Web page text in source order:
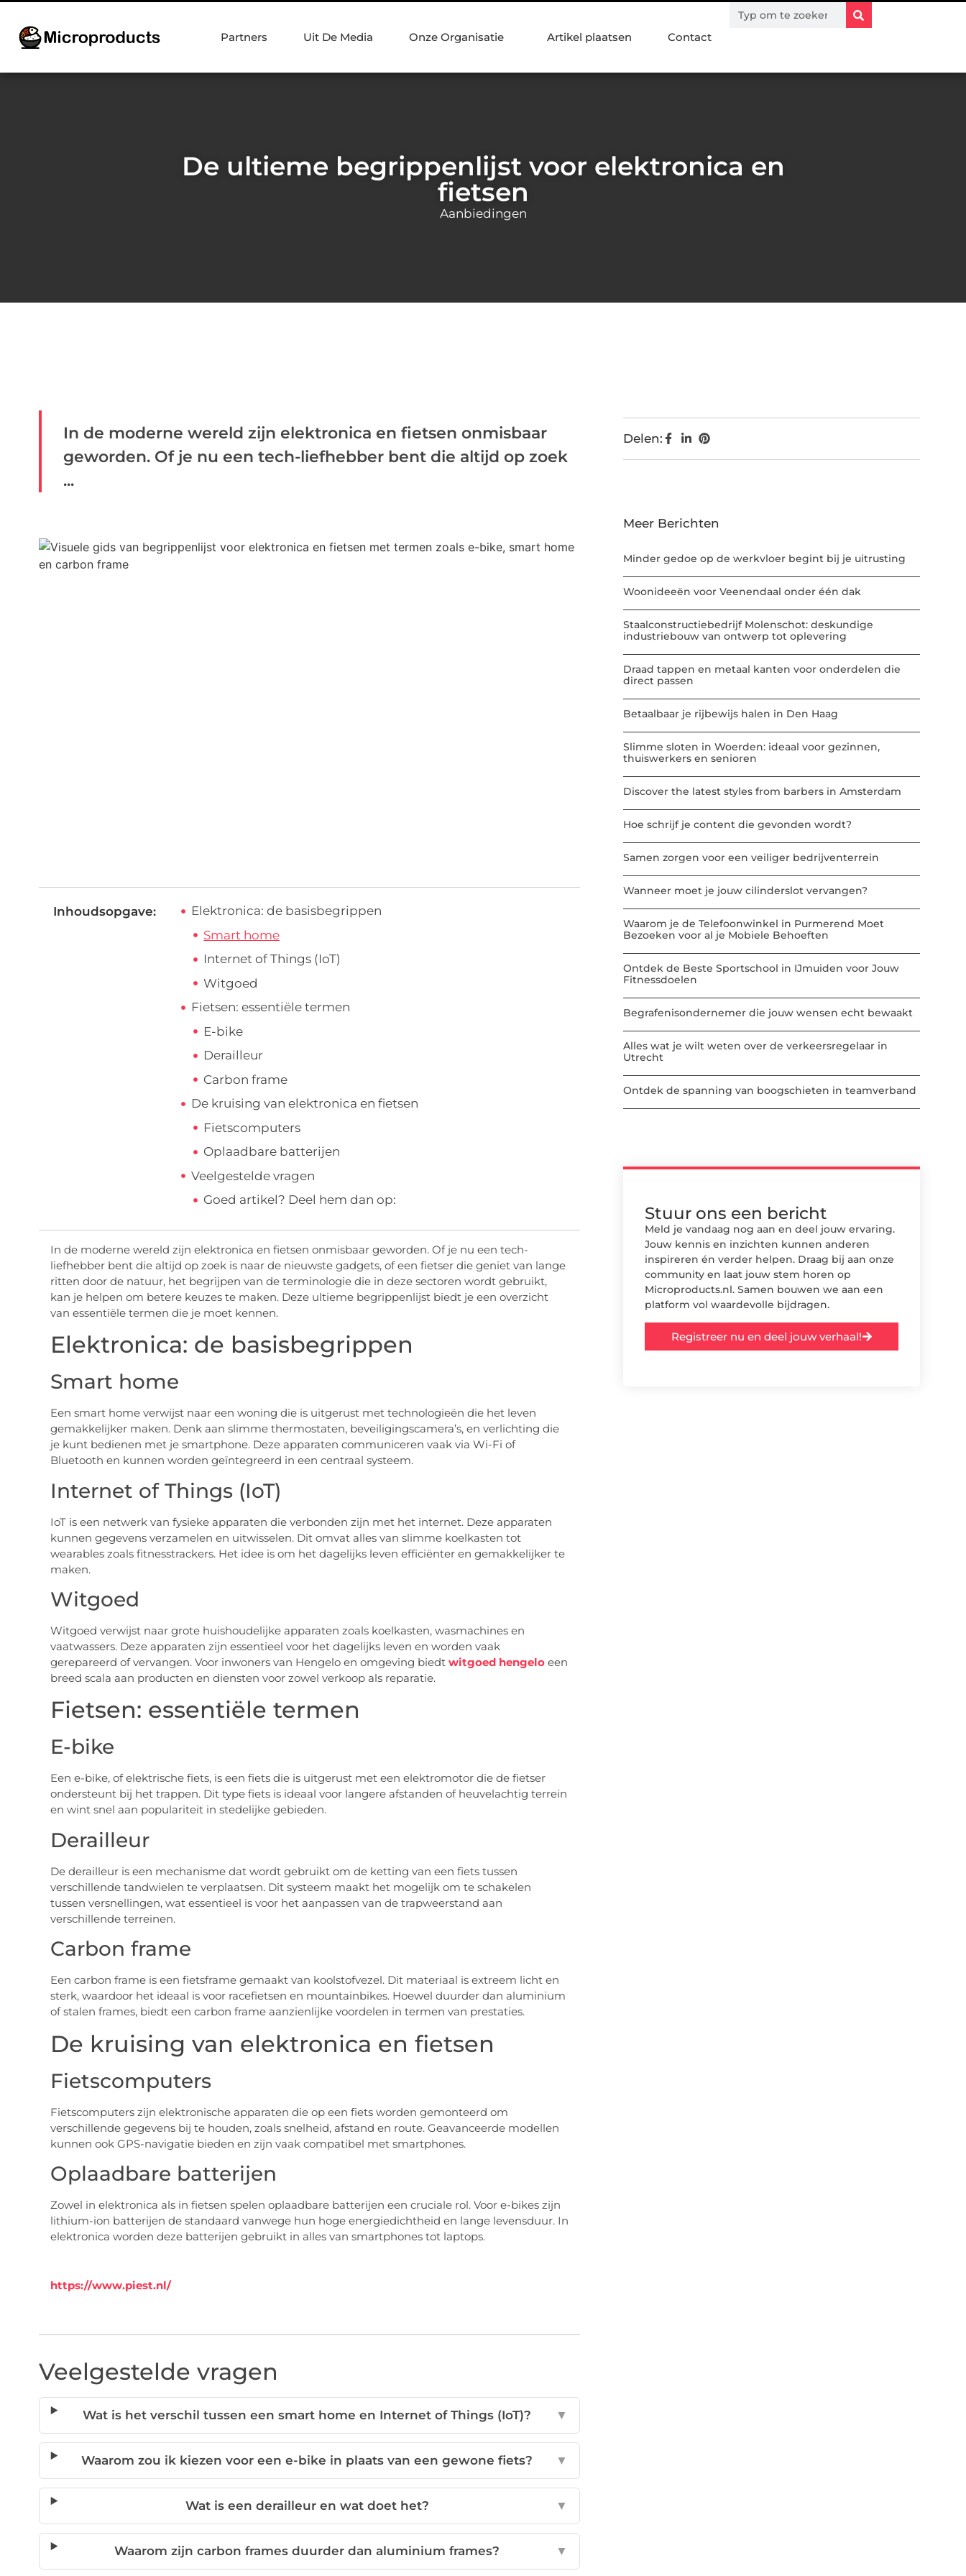
Partners Uit De Media Onze Organisatie Artikel plaatsen Contact
De ultieme begrippenlijst voor elektronica en
fietsen
Aanbiedingen
In de moderne wereld zijn elektronica en fietsen onmisbaar
geworden. Of je nu een tech-liefhebber bent die altijd op zoek
...
Inhoudsopgave:
Elektronica: de basisbegrippen
Smart home
Internet of Things (IoT)
Witgoed
Fietsen: essentiële termen
E-bike
Derailleur
Carbon frame
De kruising van elektronica en fietsen
Fietscomputers
Oplaadbare batterijen
Veelgestelde vragen
Goed artikel? Deel hem dan op:
In de moderne wereld zijn elektronica en fietsen onmisbaar geworden. Of je nu een tech-
liefhebber bent die altijd op zoek is naar de nieuwste gadgets, of een fietser die geniet van lange
ritten door de natuur, het begrijpen van de terminologie die in deze sectoren wordt gebruikt,
kan je helpen om betere keuzes te maken. Deze ultieme begrippenlijst biedt je een overzicht
van essentiële termen die je moet kennen.
Elektronica: de basisbegrippen
Smart home
Een smart home verwijst naar een woning die is uitgerust met technologieën die het leven
gemakkelijker maken. Denk aan slimme thermostaten, beveiligingscamera’s, en verlichting die
je kunt bedienen met je smartphone. Deze apparaten communiceren vaak via Wi-Fi of
Bluetooth en kunnen worden geïntegreerd in een centraal systeem.
Internet of Things (IoT)
IoT is een netwerk van fysieke apparaten die verbonden zijn met het internet. Deze apparaten
kunnen gegevens verzamelen en uitwisselen. Dit omvat alles van slimme koelkasten tot
wearables zoals fitnesstrackers. Het idee is om het dagelijks leven efficiënter en gemakkelijker te
maken.
Witgoed
Witgoed verwijst naar grote huishoudelijke apparaten zoals koelkasten, wasmachines en
vaatwassers. Deze apparaten zijn essentieel voor het dagelijks leven en worden vaak
gerepareerd of vervangen. Voor inwoners van Hengelo en omgeving biedt witgoed hengeloeen
breed scala aan producten en diensten voor zowel verkoop als reparatie.
Fietsen: essentiële termen
E-bike
Een e-bike, of elektrische fiets, is een fiets die is uitgerust met een elektromotor die de fietser
ondersteunt bij het trappen. Dit type fiets is ideaal voor langere afstanden of heuvelachtig terrein
en wint snel aan populariteit in stedelijke gebieden.
Derailleur
De derailleur is een mechanisme dat wordt gebruikt om de ketting van een fiets tussen
verschillende tandwielen te verplaatsen. Dit systeem maakt het mogelijk om te schakelen
tussen versnellingen, wat essentieel is voor het aanpassen van de trapweerstand aan
verschillende terreinen.
Carbon frame
Een carbon frame is een fietsframe gemaakt van koolstofvezel. Dit materiaal is extreem licht en
sterk, waardoor het ideaal is voor racefietsen en mountainbikes. Hoewel duurder dan aluminium
of stalen frames, biedt een carbon frame aanzienlijke voordelen in termen van prestaties.
De kruising van elektronica en fietsen
Fietscomputers
Fietscomputers zijn elektronische apparaten die op een fiets worden gemonteerd om
verschillende gegevens bij te houden, zoals snelheid, afstand en route. Geavanceerde modellen
kunnen ook GPS-navigatie bieden en zijn vaak compatibel met smartphones.
Oplaadbare batterijen
Zowel in elektronica als in fietsen spelen oplaadbare batterijen een cruciale rol. Voor e-bikes zijn
lithium-ion batterijen de standaard vanwege hun hoge energiedichtheid en lange levensduur. In
elektronica worden deze batterijen gebruikt in alles van smartphones tot laptops.
https://www.piest.nl/
Veelgestelde vragen
Wat is het verschil tussen een smart home en Internet of Things (IoT)? ▼
Waarom zou ik kiezen voor een e-bike in plaats van een gewone fiets? ▼
Wat is een derailleur en wat doet het? ▼
Waarom zijn carbon frames duurder dan aluminium frames? ▼
Delen:
Meer Berichten
Minder gedoe op de werkvloer begint bij je uitrusting
Woonideeën voor Veenendaal onder één dak
Staalconstructiebedrijf Molenschot: deskundige
industriebouw van ontwerp tot oplevering
Draad tappen en metaal kanten voor onderdelen die
direct passen
Betaalbaar je rijbewijs halen in Den Haag
Slimme sloten in Woerden: ideaal voor gezinnen,
thuiswerkers en senioren
Discover the latest styles from barbers in Amsterdam
Hoe schrijf je content die gevonden wordt?
Samen zorgen voor een veiliger bedrijventerrein
Wanneer moet je jouw cilinderslot vervangen?
Waarom je de Telefoonwinkel in Purmerend Moet
Bezoeken voor al je Mobiele Behoeften
Ontdek de Beste Sportschool in IJmuiden voor Jouw
Fitnessdoelen
Begrafenisondernemer die jouw wensen echt bewaakt
Alles wat je wilt weten over de verkeersregelaar in
Utrecht
Ontdek de spanning van boogschieten in teamverband
Stuur ons een bericht
Meld je vandaag nog aan en deel jouw ervaring.
Jouw kennis en inzichten kunnen anderen
inspireren én verder helpen. Draag bij aan onze
community en laat jouw stem horen op
Microproducts.nl. Samen bouwen we aan een
platform vol waardevolle bijdragen.
Registreer nu en deel jouw verhaal!